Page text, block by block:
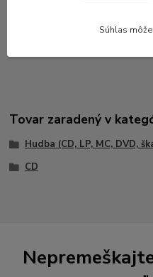
Breakthrough Situation 3:24
Tovar zaradený v
Hudba (CD, LP, MC, DVD,
CD
Súhlas